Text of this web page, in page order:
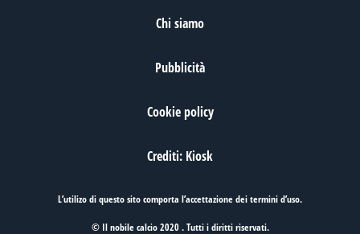
Chi siamo
Pubblicità
Cookie policy
Crediti: Kiosk
L’utilizo di questo sito comporta l’accettazione deitermini d’uso.
© Il nobile calcio 2020 . Tutti i diritti riservati.